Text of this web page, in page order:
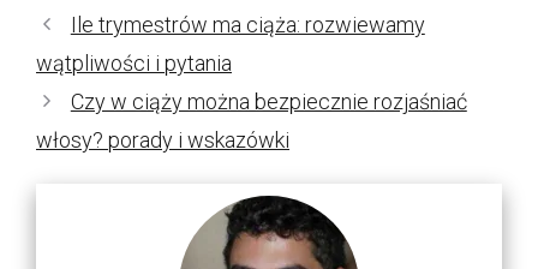
Ile trymestrów ma ciąża: rozwiewamy
wątpliwości i pytania
Czy w ciąży można bezpiecznie rozjaśniać
włosy? porady i wskazówki